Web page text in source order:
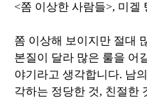
<쫌 이상한 사람들>, 미겔
쫌 이상해 보이지만 절대
본질이 달라 많은 룰을 어
야기라고 생각합니다. 남
각하는 정당한 것, 친절한